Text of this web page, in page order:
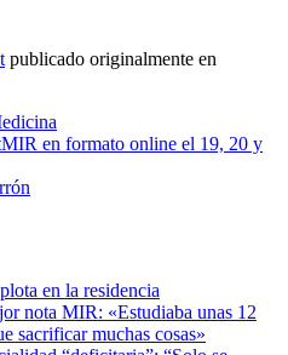
publicado originalmente en
en formato online el 19, 20 y
en la residencia
nota MIR: «Estudiaba unas 12
sacrificar muchas cosas»